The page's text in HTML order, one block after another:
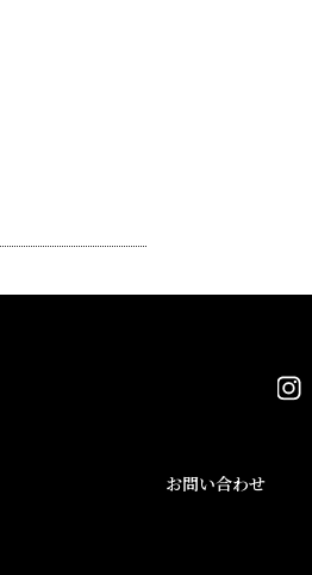
お問い合わせ